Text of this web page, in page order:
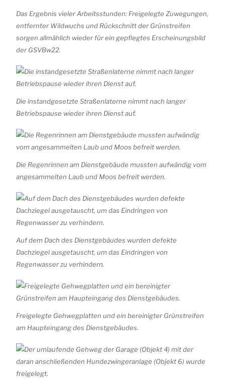
Das Ergebnis vieler Arbeitsstunden: Freigelegte Zuwegungen,
entfernter Wildwuchs und Rückschnitt der Grünstreifen
sorgen allmählich wieder für ein gepflegtes Erscheinungsbild
der GSVBw22.
Die instandgesetzte Straßenlaterne nimmt nach langer
Betriebspause wieder ihren Dienst auf.
Die Regenrinnen am Dienstgebäude mussten aufwändig vom
angesammelten Laub und Moos befreit werden.
Auf dem Dach des Dienstgebäudes wurden defekte
Dachziegel ausgetauscht, um das Eindringen von
Regenwasser zu verhindern.
Freigelegte Gehwegplatten und ein bereinigter Grünstreifen
am Haupteingang des Dienstgebäudes.